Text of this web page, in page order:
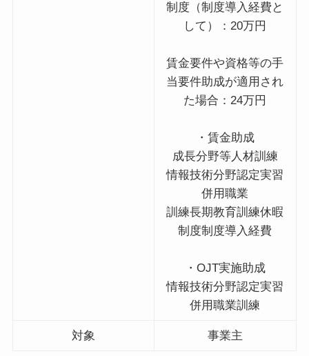
制度（制度導入経費と
して）：20万円
賃金要件や資格等の手
当要件助成が適用され
た場合：24万円
・賃金助成
成長分野等人材訓練
情報技術分野認定実習
併用職業
訓練長期教育訓練休暇
制度制度導入経費
・OJT実施助成
情報技術分野認定実習
併用職業訓練
対象 事業主